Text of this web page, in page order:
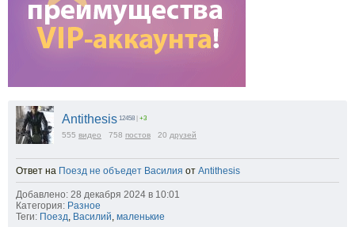
Antithesis 12458 +3
555 видео 758 постов 20 друзей
Ответ на Поезд не объедет Василия от Antithesis
Добавлено: 28 декабря 2024 в 10:01
Категория: Разное
Теги: Поезд, Василий, маленькие